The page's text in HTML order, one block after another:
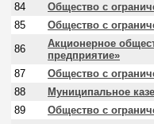
84
Общество с
85
Общество с
86
Акционерное
предприятие»
87
Общество с
88
Муниципальное
89
Общество с